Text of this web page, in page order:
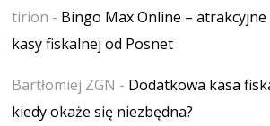
tirion - Bingo Max Online –
kasy fiskalnej od Posnet
Bartłomiej ZGN - Dodatkowa kasa
kiedy okaże się niezbędna?